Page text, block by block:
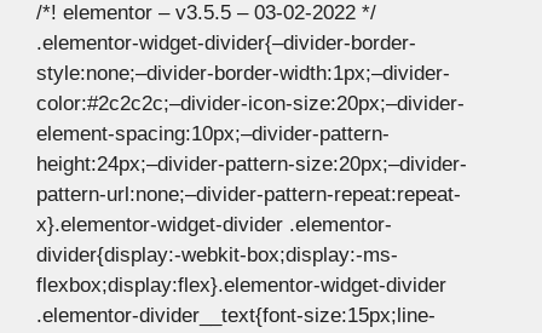
/*! elementor – v3.5.5 – 03-02-2022 */
.elementor-widget-divider{–divider-border-
style:none;–divider-border-width:1px;–divider-
color:#2c2c2c;–divider-icon-size:20px;–divider-
element-spacing:10px;–divider-pattern-
height:24px;–divider-pattern-size:20px;–divider-
pattern-url:none;–divider-pattern-repeat:repeat-
x}.elementor-widget-divider .elementor-
divider{display:-webkit-box;display:-ms-
flexbox;display:flex}.elementor-widget-divider
.elementor-divider__text{font-size:15px;line-